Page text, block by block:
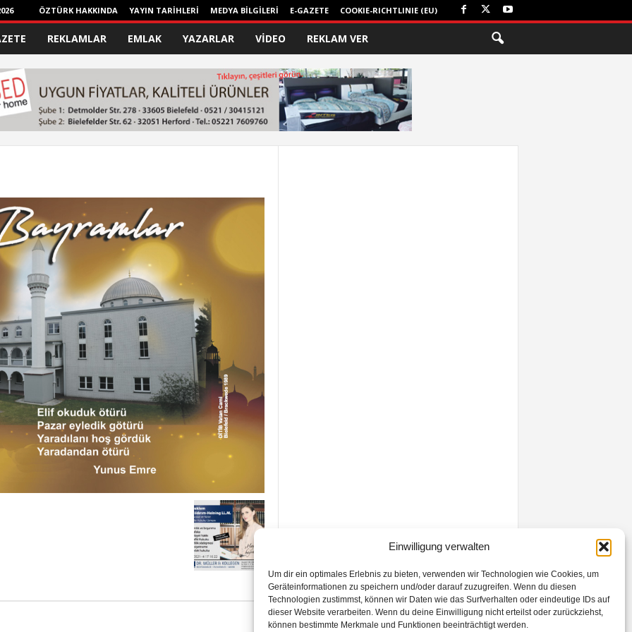
Einwilligung verwalten
Um dir ein optimales Erlebnis zu bieten, verwenden wir Technologien wie Cookies, um
Geräteinformationen zu speichern und/oder darauf zuzugreifen. Wenn du diesen
Technologien zustimmst, können wir Daten wie das Surfverhalten oder eindeutige IDs auf
dieser Website verarbeiten. Wenn du deine Einwilligung nicht erteilst oder zurückziehst,
können bestimmte Merkmale und Funktionen beeinträchtigt werden.
ÖZTÜRK HAKKINDA YAYIN TARİHLERİ MEDYA BİLGİLERİ E-GAZETE COOKIE-RICHTLINIE (EU)
REKLAMLAR EMLAK YAZARLAR VİDEO REKLAM VER
Kontakt Datenschutzerklärung Impressum